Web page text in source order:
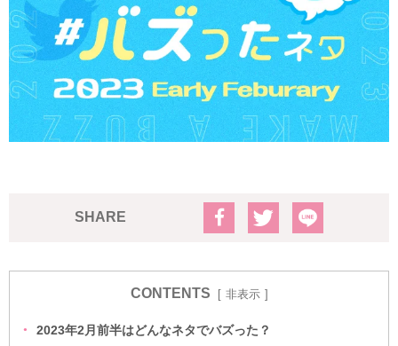
SHARE
CONTENTS 非表示
2023年2月前半はどんなネタでバズった？